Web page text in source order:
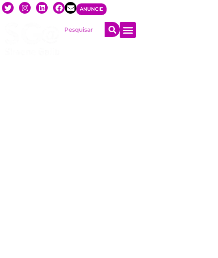
ANUNCIE